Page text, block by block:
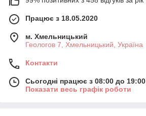
Працює з 18.05.2020
м. Хмельницький
Геологов 7, Хмельницький, Україна
Контакти
Сьогодні працює з 08:00 до 19:00
Показати весь графік роботи